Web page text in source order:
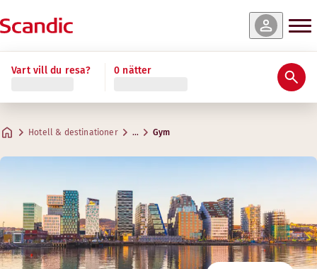
Vart vill du resa? 0 nätter
Hotell & destinationer … Gym